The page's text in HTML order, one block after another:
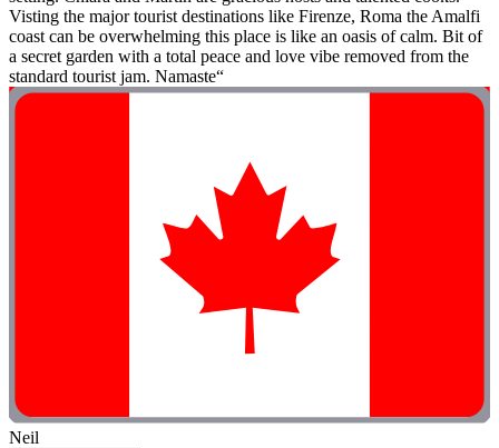
Visting the major tourist destinations like Firenze, Roma the Amalfi
coast can be overwhelming this place is like an oasis of calm. Bit of
a secret garden with a total peace and love vibe removed from the
standard tourist jam. Namaste“
Neil